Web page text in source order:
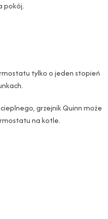
pokój.
tylko o jeden stopień
grzejnik Quinn może
na kotle.